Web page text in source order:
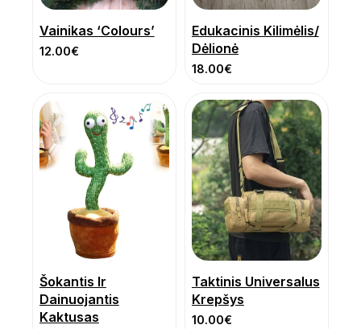
Vainikas ‘Colours’
12.00€
Edukacinis Kilimėlis/
Dėlionė
18.00€
Šokantis Ir
Dainuojantis
Kaktusas
Taktinis Universalus
Krepšys
10.00€